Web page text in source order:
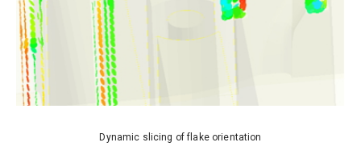
Dynamic slicing of flake orientation